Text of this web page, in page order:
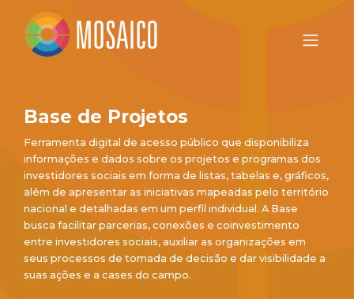
Base de Projetos
Ferramenta digital de acesso público que disponibiliza
informações e dados sobre os projetos e programas dos
investidores sociais em forma de listas, tabelas e, gráficos,
além de apresentar as iniciativas mapeadas pelo território
nacional e detalhadas em um perfil individual. A Base
busca facilitar parcerias, conexões e coinvestimento
entre investidores sociais, auxiliar as organizações em
seus processos de tomada de decisão e dar visibilidade a
suas ações e a cases do campo.